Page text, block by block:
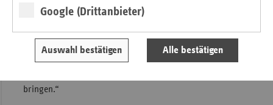
Google (Drittanbieter)
Auswahl bestätigen Alle bestätigen
Mit Blick auf das landesweite Rettungsdienstgutachten zur
notärztlichen Versorgung in Sachsen-Anhalt und den
Telenotarzt betont Dr. Holst, dass es Sachsen-Anhalt
weniger an Erkenntnissen als an Umsetzungen fehle: „Es
bringen.“